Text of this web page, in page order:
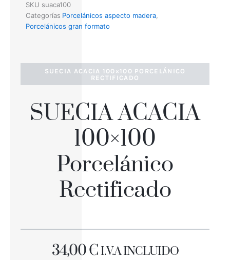
SKU suaca100
Categorías Porcelánicos aspecto madera,
Porcelánicos gran formato
SUECIA ACACIA 100×100 PORCELÁNICO
RECTIFICADO
SUECIA ACACIA
100×100
Porcelánico
Rectificado
34,00€ I.V.A INCLUIDO